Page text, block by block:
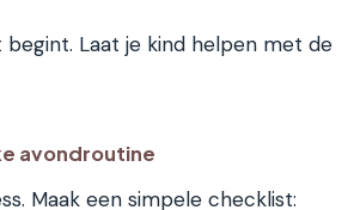
Laat je kind helpen met de
avondroutine
Maak een simpele checklist: